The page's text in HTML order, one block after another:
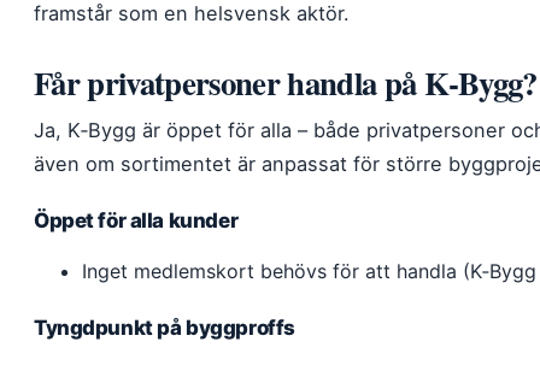
framstår som en helsvensk aktör.
Får privatpersoner handla på K‑Bygg?
Ja, K‑Bygg är öppet för alla – både privatpersoner
även om sortimentet är anpassat för större
Öppet för alla kunder
Inget medlemskort behövs för att handla
Tyngdpunkt på byggproffs